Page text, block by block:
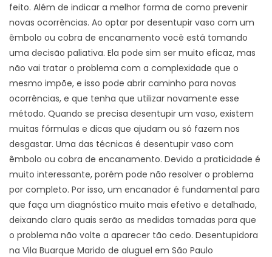
feito. Além de indicar a melhor forma de como prevenir
novas ocorrências. Ao optar por desentupir vaso com um
êmbolo ou cobra de encanamento você está tomando
uma decisão paliativa. Ela pode sim ser muito eficaz, mas
não vai tratar o problema com a complexidade que o
mesmo impõe, e isso pode abrir caminho para novas
ocorrências, e que tenha que utilizar novamente esse
método. Quando se precisa desentupir um vaso, existem
muitas fórmulas e dicas que ajudam ou só fazem nos
desgastar. Uma das técnicas é desentupir vaso com
êmbolo ou cobra de encanamento. Devido a praticidade é
muito interessante, porém pode não resolver o problema
por completo. Por isso, um encanador é fundamental para
que faça um diagnóstico muito mais efetivo e detalhado,
deixando claro quais serão as medidas tomadas para que
o problema não volte a aparecer tão cedo. Desentupidora
na Vila Buarque Marido de aluguel em São Paulo